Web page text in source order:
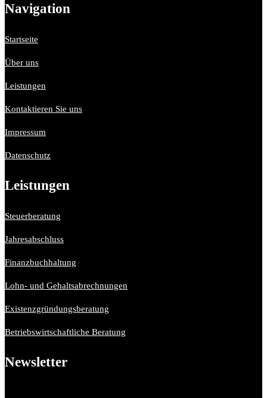
Navigation
Startseite
Über uns
Leistungen
Kontaktieren Sie uns
Impressum
Datenschutz
Leistungen
Steuerberatung
Jahresabschluss
Finanzbuchhaltung
Lohn- und Gehaltsabrechnungen
Existenzgründungsberatung
Betriebswirtschaftliche Beratung
Newsletter